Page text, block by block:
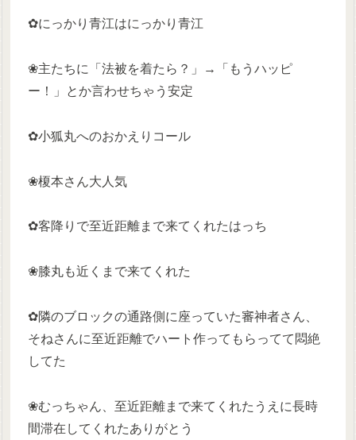
✿にっかり青江はにっかり青江
❀主たちに「法被を着たら？」→「もうハッピ
ー！」とか言わせちゃう安定
✿小狐丸へのおかえりコール
❀榎本さん大人気
✿客降りで至近距離まで来てくれたはっち
❀膝丸も近くまで来てくれた
✿隣のブロックの通路側に座っていた審神者さん、
そねさんに至近距離でハート作ってもらってて悶絶
してた
❀むっちゃん、至近距離まで来てくれたうえに長時
間滞在してくれたありがとう